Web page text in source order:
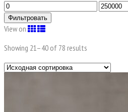
Фильтровать
View on
Showing 21–40 of 78 results